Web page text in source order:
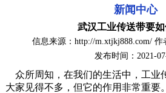
新闻中心
武汉工业传送带要
信息来源：http://m.xtjkj888.com/ 作
发布时间：2021-
众所周知，在我们的生活中，工业
大家见得不多，但它的作用非常重要